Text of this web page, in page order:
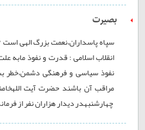
بصیرت
سپاه پاسداران،نعمت بزرگ الهی
انقلاب اسلامی : قدرت و نفوذ مابه
نفوذ سیاسی و فرهنگی دشمن،خطر
مراقب آن باشند حضرت آیت
چهارشنبهدر دیدار هزاران نفر از